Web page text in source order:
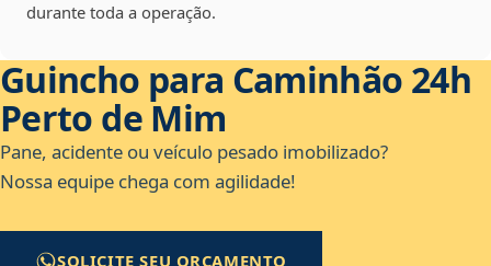
durante toda a operação.
Guincho para Caminhão 24h
Perto de Mim
Pane, acidente ou veículo pesado imobilizado?
Nossa equipe chega com agilidade!
SOLICITE SEU ORÇAMENTO